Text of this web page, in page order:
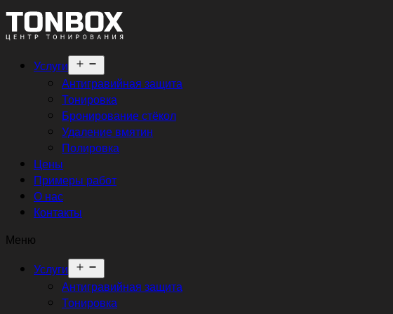
Услуги
меню
Антигравийная защита
Тонировка
Бронирование стёкол
Удаление вмятин
Полировка
Цены
Примеры работ
О нас
Контакты
Меню
Услуги
меню
Антигравийная защита
Тонировка